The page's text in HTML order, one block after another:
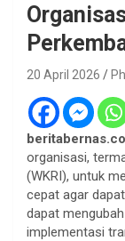
20 April 2026
organisasi,
(WKRI), untuk
cepat agar
dapat
implementasi